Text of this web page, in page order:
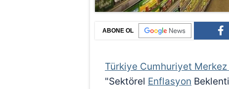
ABONE OL
Türkiye Cumhuriyet Merkez
"Sektörel Enflasyon